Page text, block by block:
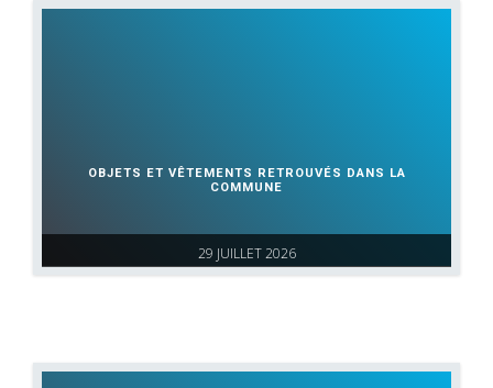
29 JUILLET 2026
OBJETS ET VÊTEMENTS RETROUVÉS DANS LA
COMMUNE